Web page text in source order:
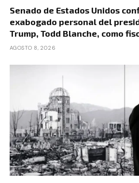
Senado de Estados Unidos
exabogado personal del
Trump, Todd Blanche, como
AGOSTO 8, 2026